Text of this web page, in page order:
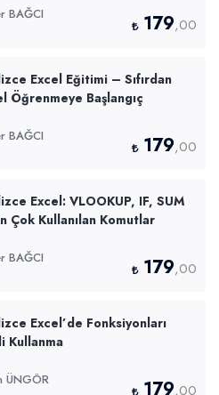
BAĞCI 179,00
Excel Eğitimi – Sıfırdan
Öğrenmeye Başlangıç
BAĞCI 179,00
Excel: VLOOKUP, IF, SUM
Çok Kullanılan Komutlar
BAĞCI 179,00
Excel’de Fonksiyonları
Kullanma
ÜNGÖR 179,00